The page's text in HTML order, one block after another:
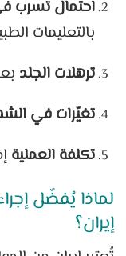
احتمال تسرب
بالتعليمات
ترهلات الجلد
تغيّرات في
تكلفة العملية
لماذا يُفضّل
إيران؟